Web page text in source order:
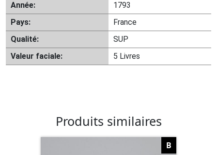
Année:
1793
Pays:
France
Qualité:
SUP
Valeur faciale:
5 Livres
Produits similaires
B